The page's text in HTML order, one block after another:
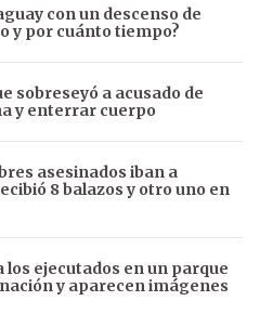
con un descenso de
y por cuánto tiempo?
sobreseyó a acusado de
y enterrar cuerpo
asesinados iban a
8 balazos y otro uno en
ejecutados en un parque
y aparecen imágenes